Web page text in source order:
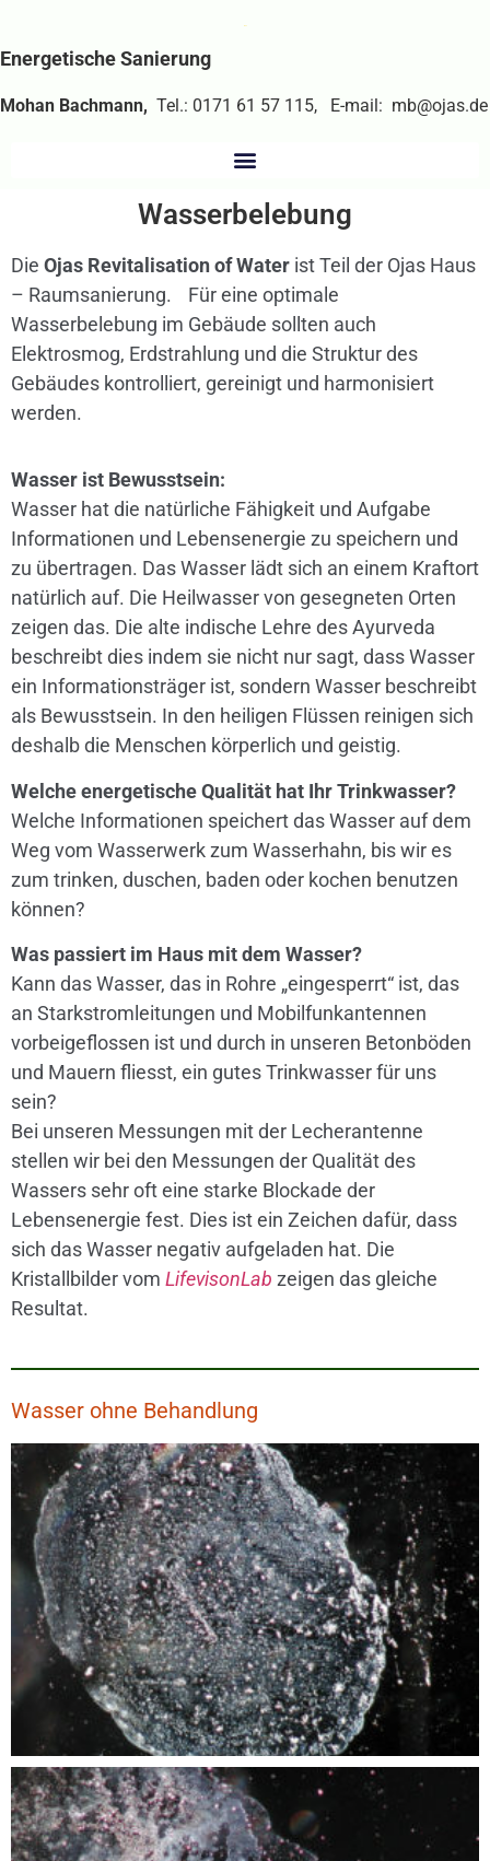
Energetische Sanierung
Mohan Bachmann, Tel.: 0171 61 57 115, E-mail: mb@ojas.de
Wasserbelebung
Die Ojas Revitalisation of Water ist Teil der Ojas Haus
– Raumsanierung. Für eine optimale
Wasserbelebung im Gebäude sollten auch
Elektrosmog, Erdstrahlung und die Struktur des
Gebäudes kontrolliert, gereinigt und harmonisiert
werden.
Wasser ist Bewusstsein:
Wasser hat die natürliche Fähigkeit und Aufgabe
Informationen und Lebensenergie zu speichern und
zu übertragen. Das Wasser lädt sich an einem Kraftort
natürlich auf. Die Heilwasser von gesegneten Orten
zeigen das. Die alte indische Lehre des Ayurveda
beschreibt dies indem sie nicht nur sagt, dass Wasser
ein Informationsträger ist, sondern Wasser beschreibt
als Bewusstsein. In den heiligen Flüssen reinigen sich
deshalb die Menschen körperlich und geistig.
Welche energetische Qualität hat Ihr Trinkwasser?
Welche Informationen speichert das Wasser auf dem
Weg vom Wasserwerk zum Wasserhahn, bis wir es
zum trinken, duschen, baden oder kochen benutzen
können?
Was passiert im Haus mit dem Wasser?
Kann das Wasser, das in Rohre „eingesperrt“ ist, das
an Starkstromleitungen und Mobilfunkantennen
vorbeigeflossen ist und durch in unseren Betonböden
und Mauern fliesst, ein gutes Trinkwasser für uns
sein?
Bei unseren Messungen mit der Lecherantenne
stellen wir bei den Messungen der Qualität des
Wassers sehr oft eine starke Blockade der
Lebensenergie fest. Dies ist ein Zeichen dafür, dass
sich das Wasser negativ aufgeladen hat. Die
Kristallbilder vom LifevisonLab zeigen das gleiche
Resultat.
Wasser ohne Behandlung